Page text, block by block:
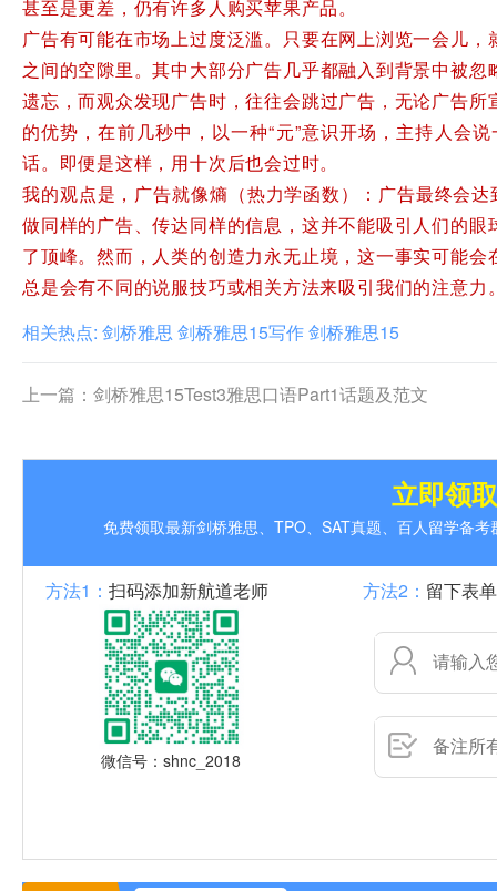
甚至是更差，仍有许多人购买苹果产品。
广告有可能在市场上过度泛滥。只要在网上浏览一会儿
之间的空隙里。其中大部分广告几乎都融入到背景中被
遗忘，而观众发现广告时，往往会跳过广告，无论广告
的优势，在前几秒中，以一种“元”意识开场，主持人会说
话。即便是这样，用十次后也会过时。
我的观点是，广告就像熵（热力学函数）：广告最终会
做同样的广告、传达同样的信息，这并不能吸引人们的
了顶峰。然而，人类的创造力永无止境，这一事实可能
总是会有不同的说服技巧或相关方法来吸引我们的注意力
相关热点: 剑桥雅思 剑桥雅思15写作剑桥雅思15
上一篇： 剑桥雅思15Test3雅思口语Part1话题及范文
立即领
免费领取最新剑桥雅思、TPO、SAT真题、百人留学备
方法1： 扫码添加新航道老师
微信号：shnc_2018
方法2： 留下表